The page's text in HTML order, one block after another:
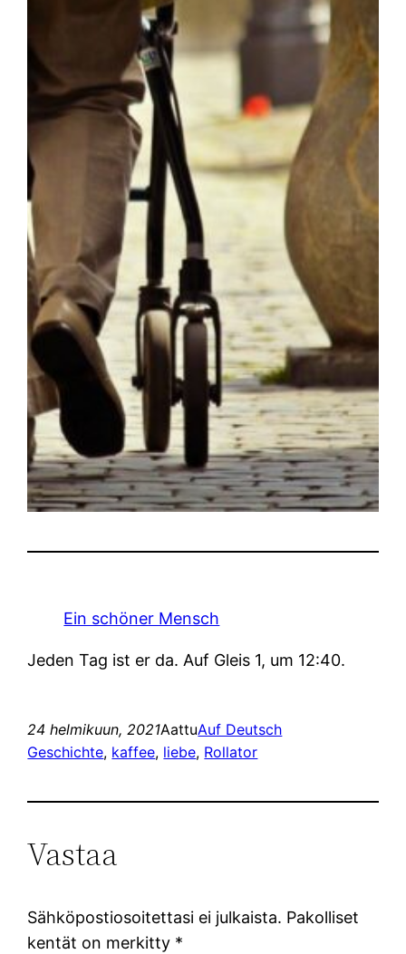
Ein schöner Mensch
Jeden Tag ist er da. Auf Gleis 1, um 12:40.
24 helmikuun, 2021AattuAuf Deutsch
Geschichte, kaffee, liebe, Rollator
Vastaa
Sähköpostiosoitettasi ei julkaista. Pakolliset
kentät on merkitty *